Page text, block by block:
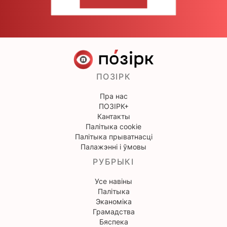
ПОЗІРК
Пра нас
ПОЗІРК+
Кантакты
Палітыка cookie
Палітыка прыватнасці
Палажэнні і ўмовы
РУБРЫКІ
Усе навіны
Палітыка
Эканоміка
Грамадства
Бяспека